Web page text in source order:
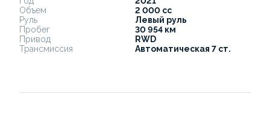
Объем
2 000 cc
Руль
Левый руль
Пробег
30 954 км
Привод
RWD
Трансмиссия
Автоматическая 7 ст.